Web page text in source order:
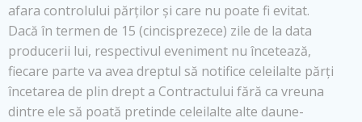
afara controlului părților și care nu poate fi evitat.
Dacă în termen de 15 (cincisprezece) zile de la data
producerii lui, respectivul eveniment nu încetează,
fiecare parte va avea dreptul să notifice celeilalte părți
încetarea de plin drept a Contractului fără ca vreuna
dintre ele să poată pretinde celeilalte alte daune-